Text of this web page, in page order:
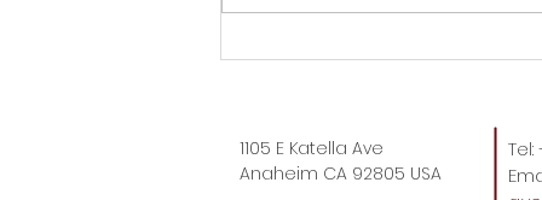
1105 E Katella Ave
Anaheim CA 92805 USA